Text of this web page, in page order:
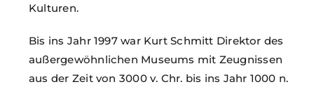
Kulturen.
Bis ins Jahr 1997 war Kurt Schmitt Direktor des
außergewöhnlichen Museums mit Zeugnissen
aus der Zeit von 3000 v. Chr. bis ins Jahr 1000 n.